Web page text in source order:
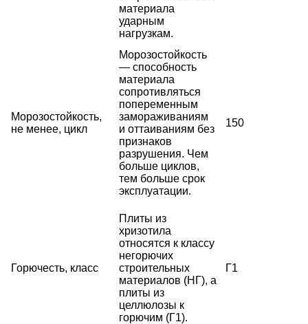
материала
ударным
нагрузкам.
Морозостойкость,
не менее, цикл
Морозостойкость
— способность
материала
сопротивляться
попеременным
замораживаниям
и оттаиваниям без
признаков
разрушения. Чем
больше циклов,
тем больше срок
эксплуатации.
150
Горючесть, класс
Плиты из
хризотила
относятся к классу
негорючих
строительных
материалов (НГ), а
плиты из
целлюлозы к
горючим (Г1).
Г1